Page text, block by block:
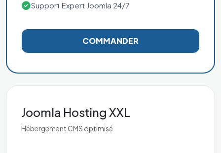
Support Expert Joomla 24/7
COMMANDER
Joomla Hosting XXL
Hébergement CMS optimisé